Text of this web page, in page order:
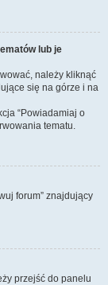
lub je
należy kliknąć
się na górze i na
“Powiadamiaj o
tematu.
forum” znajdujący
przejść do panelu